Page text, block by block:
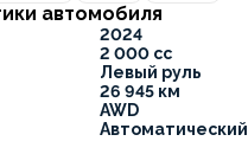
автомобиля
2024
2 000 cc
Левый руль
26 945 км
AWD
Автоматический